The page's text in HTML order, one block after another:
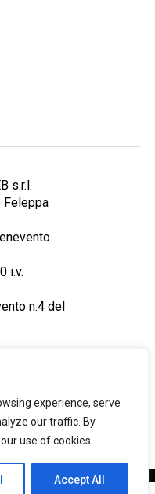
experience, serve
our traffic. By
use of cookies.
Accept All
s.r.l.
Feleppa
i.v.
n.4 del